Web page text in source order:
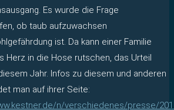
Es wurde die Frage
ob taub aufzuwachsen
ist. Da kann einer Familie
Herz in die Hose rutschen, das Urteil
Jahr. Infos zu diesem und anderen
man auf ihrer Seite:
n/verschiedenes/presse/